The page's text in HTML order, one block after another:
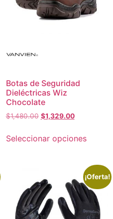
Botas de Seguridad
Dieléctricas Wiz
Chocolate
$1,480.00 $1,329.00
Seleccionar opciones
¡Oferta!